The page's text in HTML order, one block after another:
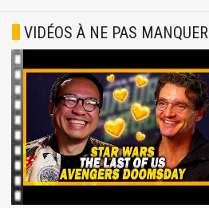
VIDÉOS À NE PAS MANQUER